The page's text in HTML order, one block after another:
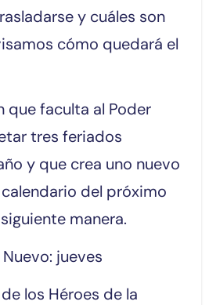
y cuáles son
cómo quedará el
que faculta al Poder
tres feriados
y que crea uno nuevo
del próximo
manera.
jueves
los Héroes de la